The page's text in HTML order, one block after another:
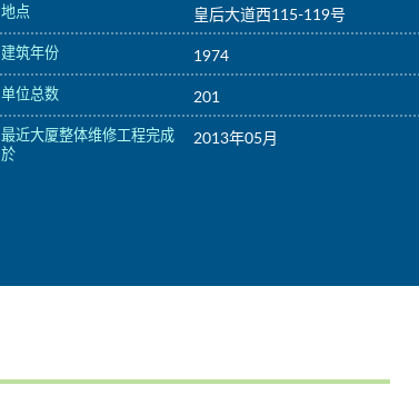
地点 皇后大道西115-119号
建筑年份 1974
单位总数 201
最近大厦整体维修工程完成
於
2013年05月